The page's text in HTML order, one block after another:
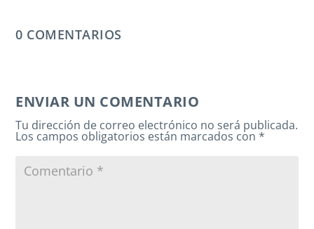
0 COMENTARIOS
ENVIAR UN COMENTARIO
Tu dirección de correo electrónico no será publicada.
Los campos obligatorios están marcados con*